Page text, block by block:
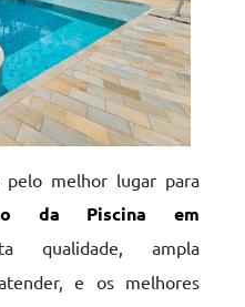
pelo melhor lugar para
da Piscina em
qualidade, ampla
e os melhores